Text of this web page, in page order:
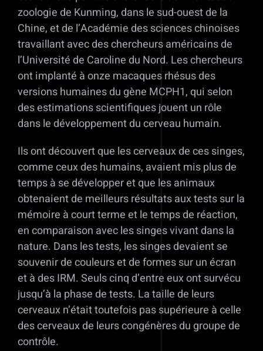
zoologie de Kunming, dans le sud-ouest de la
Chine, et de l’Académie des sciences chinoises
travaillant avec des chercheurs américains de
l’Université de Caroline du Nord. Les chercheurs
ont implanté à onze macaques rhésus des
versions humaines du gène MCPH1, qui selon
des estimations scientifiques jouent un rôle
dans le développement du cerveau humain.
Ils ont découvert que les cerveaux de ces singes,
comme ceux des humains, avaient mis plus de
temps à se développer et que les animaux
obtenaient de meilleurs résultats aux tests sur la
mémoire à court terme et le temps de réaction,
en comparaison avec les singes vivant dans la
nature. Dans les tests, les singes devaient se
souvenir de couleurs et de formes sur un écran
et à des IRM. Seuls cinq d’entre eux ont survécu
jusqu’à la phase de tests. La taille de leurs
cerveaux n’était toutefois pas supérieure à celle
des cerveaux de leurs congénères du groupe de
contrôle.